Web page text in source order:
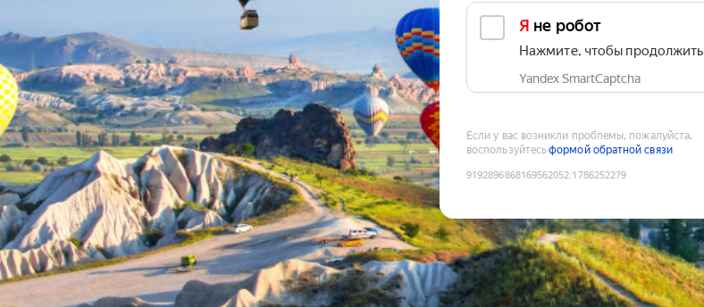
Я не робот
Нажмите, чтобы продолжить
Yandex SmartCaptcha
Если у вас возникли проблемы, пожалуйста,
воспользуйтесьформой обратной связи
9192896868169562052:1786252279